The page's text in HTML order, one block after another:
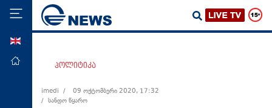
მთავარი
ეკონომიკა
პოლიტიკა
imedi /
09 ოქტომბერი 2020, 17:32
/ სანდო წყარო